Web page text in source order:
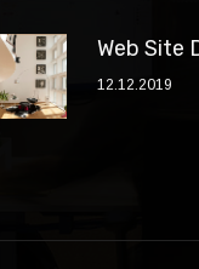
Web Site
12.12.2019